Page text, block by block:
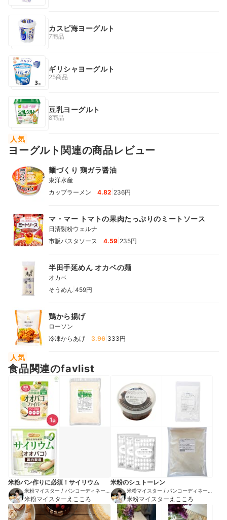
カスピ海ヨーグルト
7商品
ギリシャヨーグルト
25商品
豆乳ヨーグルト
8商品
人気
ヨーグルト関連の商品レビュー
麺づくり 鶏ガラ醤油
東洋水産
カップラーメン
4.82 236円
マ・マー トマトの果肉たっぷりのミートソース
日清製粉ウェルナ
市販パスタソース
4.59 235円
半田手延めん オカベの麺
オカベ
そうめん 459円
鶏から揚げ
ローソン
冷凍からあげ
3.96 333円
人気
食品関連のfavlist
米粉パン作りに必須！サイリウム
米粉マイスター / パンコーディネータ
ー/ YouTuber
米粉マイスターえこころ
米粉のシュトーレン
米粉マイスター / パンコーディネータ
ー/ YouTuber
米粉マイスターえこころ